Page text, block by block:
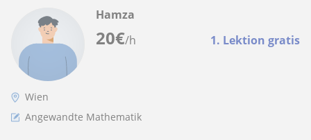
20€/h 1. Lektion gratis
Hamza
Wien
Angewandte Mathematik